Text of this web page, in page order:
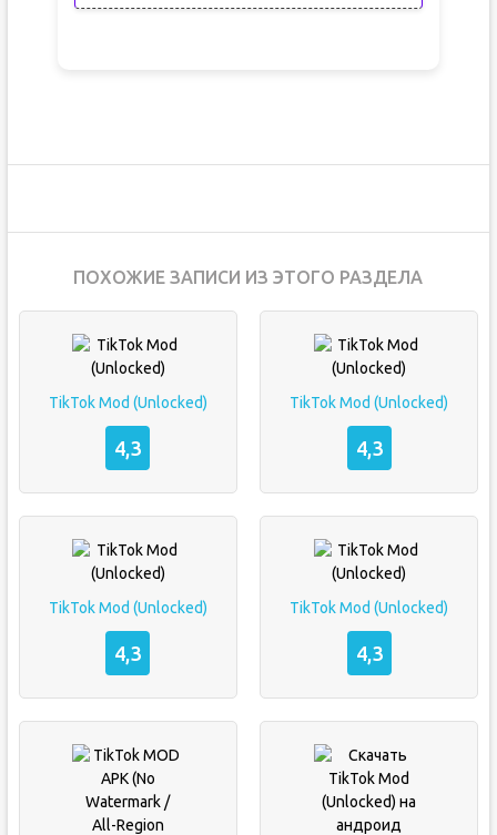
ПОХОЖИЕ ЗАПИСИ ИЗ ЭТОГО РАЗДЕЛА
TikTok Mod (Unlocked)
4,3
TikTok Mod (Unlocked)
4,3
TikTok Mod (Unlocked)
4,3
TikTok Mod (Unlocked)
4,3